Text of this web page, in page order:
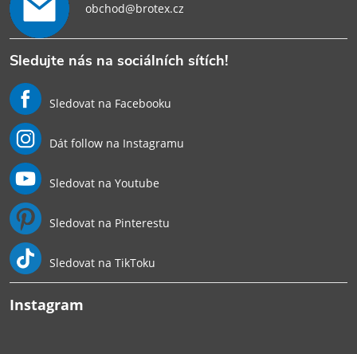
obchod@brotex.cz
Sledujte nás na sociálních sítích!
Sledovat na Facebooku
Dát follow na Instagramu
Sledovat na Youtube
Sledovat na Pinterestu
Sledovat na TikToku
Instagram